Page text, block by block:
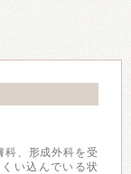
、形成外科を受
い込んでいる状